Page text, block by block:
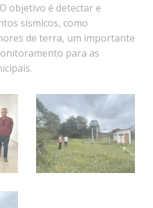
objetivo é detectar e
sísmicos, como
de terra, um importante
para as